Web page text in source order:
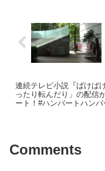
連続テレビ小説『ばけば
ったり転んだり」の配信
ート！#ハンバートハンバ
Comments